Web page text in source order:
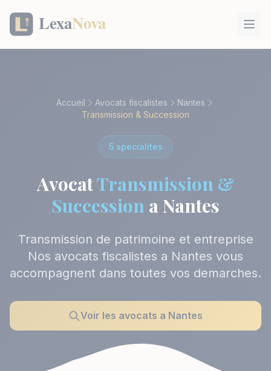
Accueil Avocats fiscalistes
Nantes
Transmission & Succession
5 specialites
AvocatTransmission &
Succession a Nantes
Transmission de patrimoine et entreprise
Nos avocats fiscalistes a Nantes vous
accompagnent dans toutes vos demarches.
Voir les avocats a Nantes